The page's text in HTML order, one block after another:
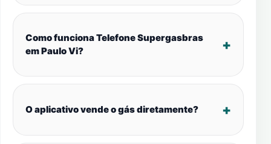
Como funciona Telefone Supergasbras
em Paulo Vi?
O aplicativo vende o gás diretamente?